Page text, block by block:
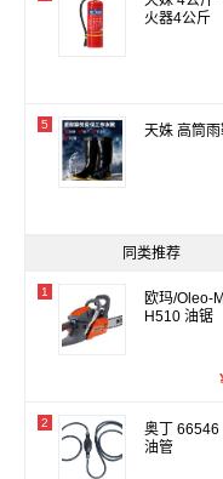
火器4公斤
5 天姝 高筒
同类推荐
1
欧玛/Oleo-
H510 油锯
2
奥丁 66546
油管